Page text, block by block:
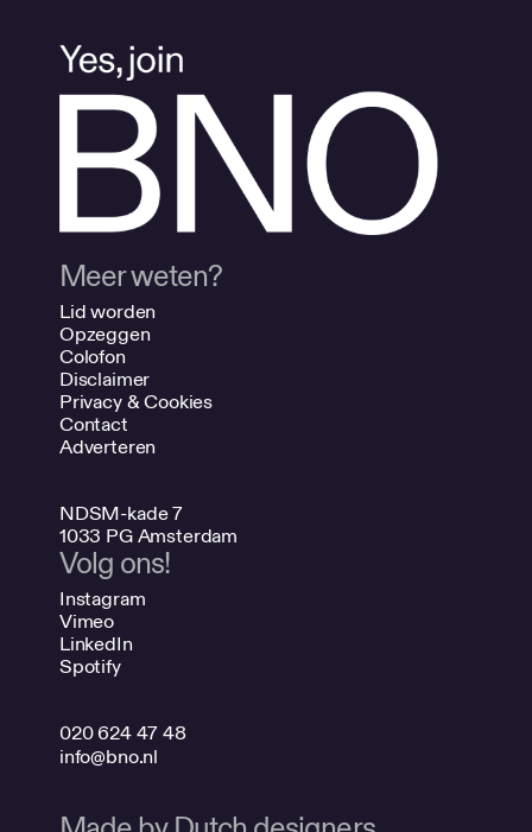
Meer weten?
Lid worden
Opzeggen
Colofon
Disclaimer
Privacy & Cookies
Contact
Adverteren
NDSM-kade 7
1033 PG Amsterdam
Volg ons!
Instagram
Vimeo
LinkedIn
Spotify
020 624 47 48
info@bno.nl